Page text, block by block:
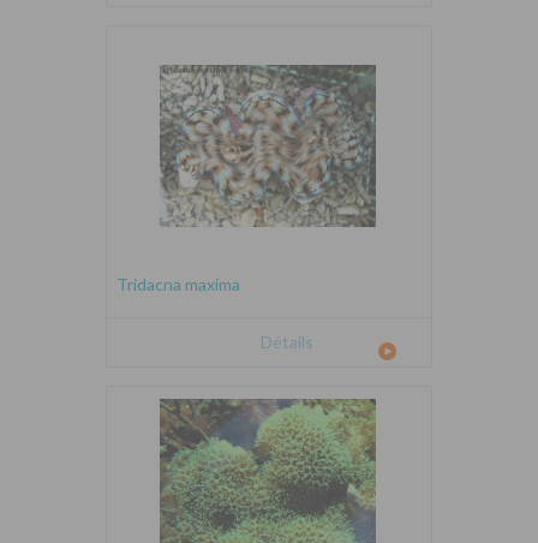
Tridacna maxima
Détails